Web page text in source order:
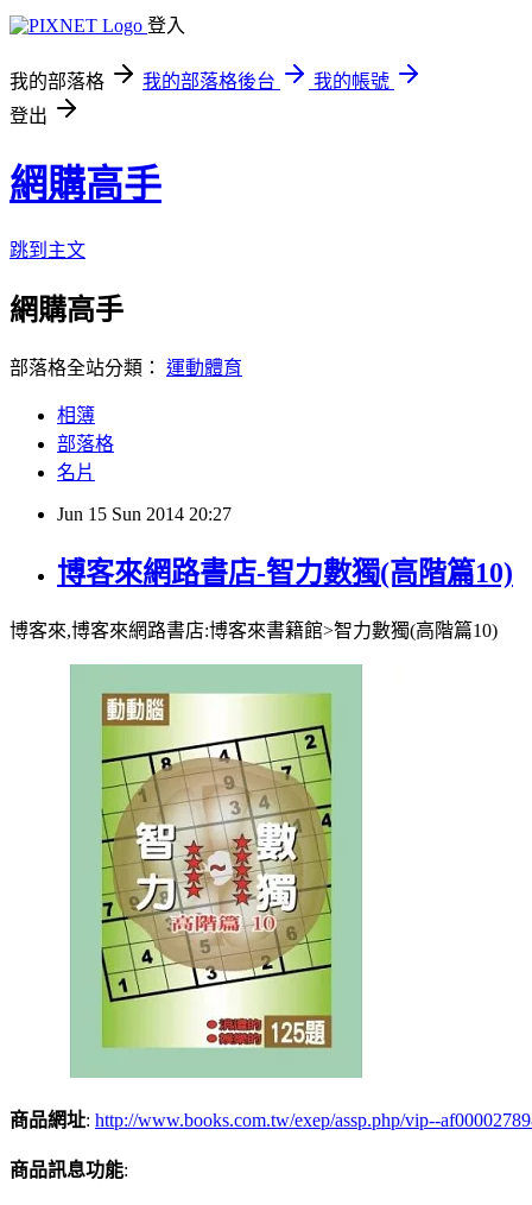
登入
我的部落格 我的部落格後台
我的帳號
登出
網購高手
跳到主文
網購高手
部落格全站分類： 運動體育
相簿
部落格
名片
Jun 15 Sun 2014 20:27
博客來網路書店-智力數獨(高階篇10)
博客來,博客來網路書店:博客來書籍館>智力數獨(高階篇10)
商品網址: http://www.books.com.tw/exep/assp.php/vip--
商品訊息功能: